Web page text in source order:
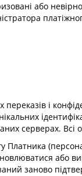
або
і
серверах.
або
заново